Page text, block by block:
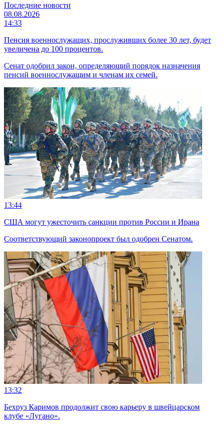
Последние новости
08.08.2026
14:33
Пенсия военнослужащих, прослуживших более 30 лет, будет
увеличена до 100 процентов.
Сенат одобрил закон, определяющий порядок назначения
пенсий военнослужащим и членам их семей.
13:44
США могут ужесточить санкции против России и Ирана
Соответствующий законопроект был одобрен Сенатом.
13:32
Бехруз Каримов продолжит свою карьеру в швейцарском
клубе «Лугано».